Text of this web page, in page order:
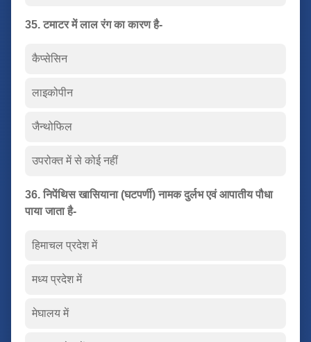
35. टमाटर में लाल रंग का कारण है-
कैप्सेसिन
लाइकोपीन
जैन्थोफिल
उपरोक्त में से कोई नहीं
36. निपेंथिस खासियाना (घटपर्णी) नामक दुर्लभ एवं आपातीय पौधा
पाया जाता है-
हिमाचल प्रदेश में
मध्य प्रदेश में
मेघालय में